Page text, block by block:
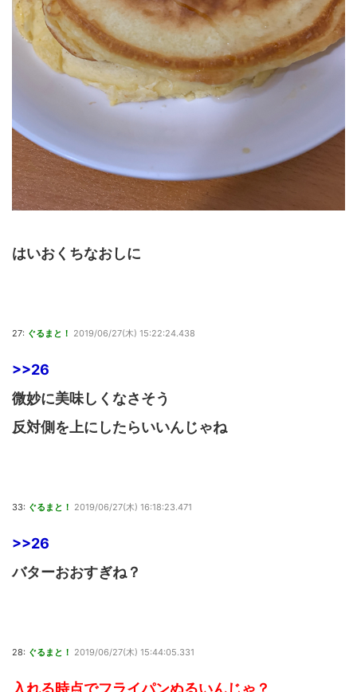
はいおくちなおしに
27: ぐるまと！ 2019/06/27(木) 15:22:24.438
>>26
微妙に美味しくなさそう
反対側を上にしたらいいんじゃね
33: ぐるまと！ 2019/06/27(木) 16:18:23.471
>>26
バターおおすぎね？
28: ぐるまと！ 2019/06/27(木) 15:44:05.331
入れる時点でフライパンぬるいんじゃ？